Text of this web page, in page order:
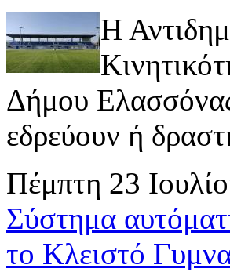
Η
Δήμου
εδρεύουν ή
Πέμπτη 23
Σύστημα
το Κλειστό